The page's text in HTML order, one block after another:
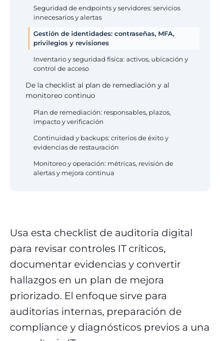
Seguridad de endpoints y servidores: servicios
innecesarios y alertas
Gestión de identidades: contraseñas, MFA,
privilegios y revisiones
Inventario y seguridad física: activos, ubicación y
control de acceso
De la checklist al plan de remediación y al
monitoreo continuo
Plan de remediación: responsables, plazos,
impacto y verificación
Continuidad y backups: criterios de éxito y
evidencias de restauración
Monitoreo y operación: métricas, revisión de
alertas y mejora continua
Usa esta checklist de auditoria digital
para revisar controles IT críticos,
documentar evidencias y convertir
hallazgos en un plan de mejora
priorizado. El enfoque sirve para
auditorias internas, preparación de
compliance y diagnósticos previos a una